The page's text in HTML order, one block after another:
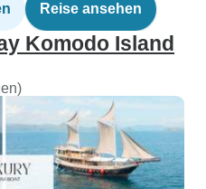
Reise ansehen
Komodo Island